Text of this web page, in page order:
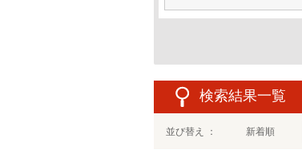
検索結果一覧
並び替え ： 新着順